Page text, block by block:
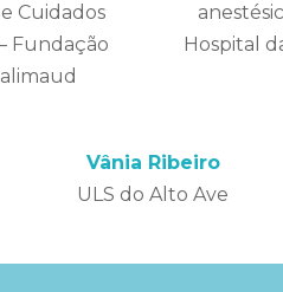
Cuidados
Fundação
Hospital
Vânia Ribeiro
ULS do Alto Ave